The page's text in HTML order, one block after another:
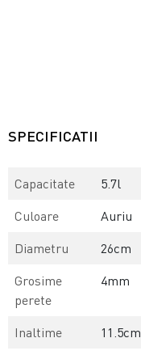
SPECIFICATII
Capacitate
5.7l
Culoare
Auriu
Diametru
26cm
Grosime
perete
4mm
Inaltime
11.5cm